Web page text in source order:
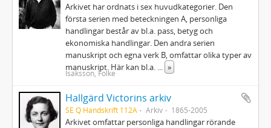
Arkivet har ordnats i sex huvudkategorier. Den
första serien med beteckningen A, personliga
handlingar består av bl.a. pass, betyg och
ekonomiska handlingar. Den andra serien
manuskript och egna verk B, omfattar olika typer av
manuskript. Här kan bl.a. ... »
Isaksson, Folke
Hallgärd Victorins arkiv
SE Q Handskrift 112A Arkiv 1865-2005
Arkivet omfattar personliga handlingar rörande